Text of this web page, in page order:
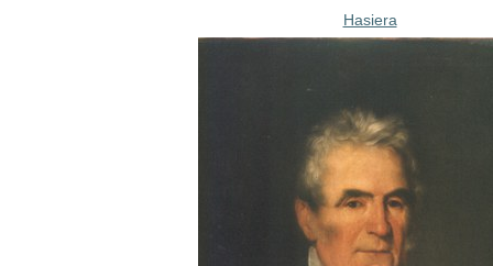
Hasiera